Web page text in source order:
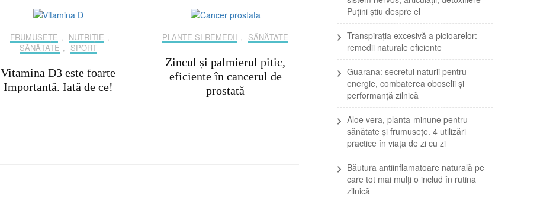
FRUMUSEȚE , NUTRIȚIE ,
SĂNĂTATE , SPORT
Vitamina D3 este foarte
Importantă. Iată de ce!
PLANTE SI REMEDII , SĂNĂTATE
Zincul și palmierul pitic,
eficiente în cancerul de
prostată
Puțini știu despre el
Transpirația excesivă a picioarelor:
remedii naturale eficiente
Guarana: secretul naturii pentru
energie, combaterea oboselii și
performanță zilnică
Aloe vera, planta-minune pentru
sănătate și frumusețe. 4 utilizări
practice în viața de zi cu zi
Băutura antiinflamatoare naturală pe
care tot mai mulți o includ în rutina
zilnică